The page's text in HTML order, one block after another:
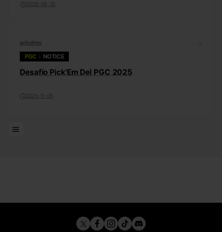
2025-08-25
pròximo
PGC
NOTICE
Desafío Pick'Em Del PGC 2025
2025-11-05